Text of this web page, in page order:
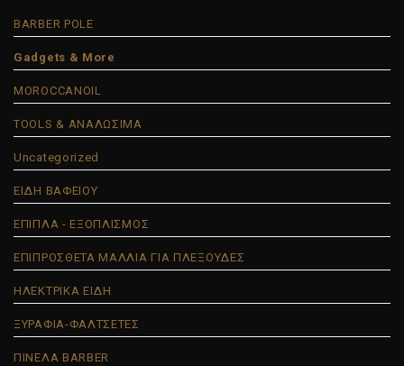
BARBER POLE
Gadgets & More
MOROCCANOIL
TOOLS & ΑΝΑΛΩΣΙΜΑ
Uncategorized
ΕΙΔΗ ΒΑΦΕΙΟΥ
ΕΠΙΠΛΑ - ΕΞΟΠΛΙΣΜΟΣ
ΕΠΙΠΡΟΣΘΕΤΑ ΜΑΛΛΙΑ ΓΙΑ ΠΛΕΞΟΥΔΕΣ
ΗΛΕΚΤΡΙΚΑ ΕΙΔΗ
ΞΥΡΑΦΙΑ-ΦΑΛΤΣΕΤΕΣ
ΠΙΝΕΛΑ BARBER